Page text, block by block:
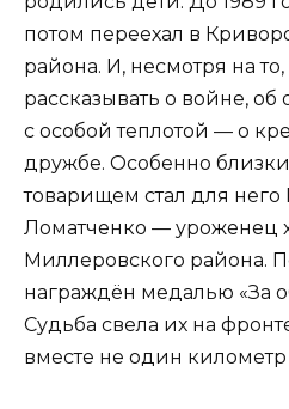
потом переехал в
района. И, несмотря на
рассказывать о войне,
с особой теплотой — о
дружбе. Особенно
товарищем стал для
Ломатченко — уроженец
Миллеровского района.
награждён медалью «За
Судьба свела их на
вместе не один